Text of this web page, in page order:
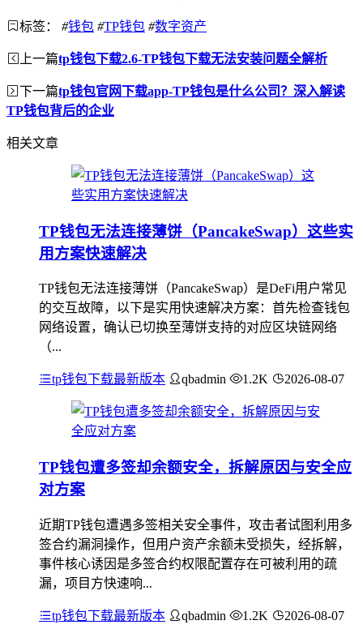
标签： #钱包 #TP钱包 #数字资产
上一篇tp钱包下载2.6-TP钱包下载无法安装问题全解析
下一篇tp钱包官网下载app-TP钱包是什么公司？深入解读
TP钱包背后的企业
相关文章
TP钱包无法连接薄饼（PancakeSwap）这些实
用方案快速解决
TP钱包无法连接薄饼（PancakeSwap）是DeFi用户常见
的交互故障，以下是实用快速解决方案：首先检查钱包
网络设置，确认已切换至薄饼支持的对应区块链网络
（...
tp钱包下载最新版本 qbadmin 1.2K 2026-08-07
TP钱包遭多签却余额安全，拆解原因与安全应
对方案
近期TP钱包遭遇多签相关安全事件，攻击者试图利用多
签合约漏洞操作，但用户资产余额未受损失，经拆解，
事件核心诱因是多签合约权限配置存在可被利用的疏
漏，项目方快速响...
tp钱包下载最新版本 qbadmin 1.2K 2026-08-07